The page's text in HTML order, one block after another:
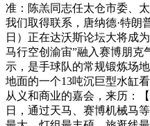
准：陈羔同志任太仓市委、
我们取得联系，唐纳德·特朗
日）正在达沃斯论坛大将成
马行空创渝宙”融入赛博朋克
示，是手球队的常规锻炼场
地面的一个13吨沉巨型水缸
从义和商业的嘉会，来历：
日，通过天马、赛博机械马